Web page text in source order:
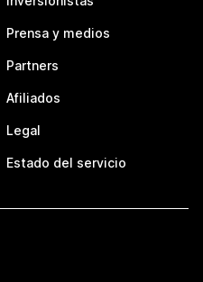
Prensa y medios
Partners
Afiliados
Legal
Estado del servicio